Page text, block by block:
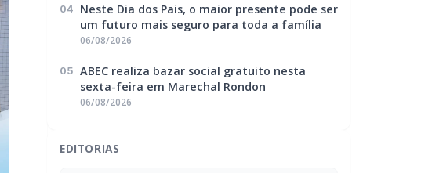
04
Neste Dia dos Pais, o maior presente pode ser
um futuro mais seguro para toda a família
06/08/2026
05 ABEC realiza bazar social gratuito nesta
sexta-feira em Marechal Rondon
06/08/2026
EDITORIAS